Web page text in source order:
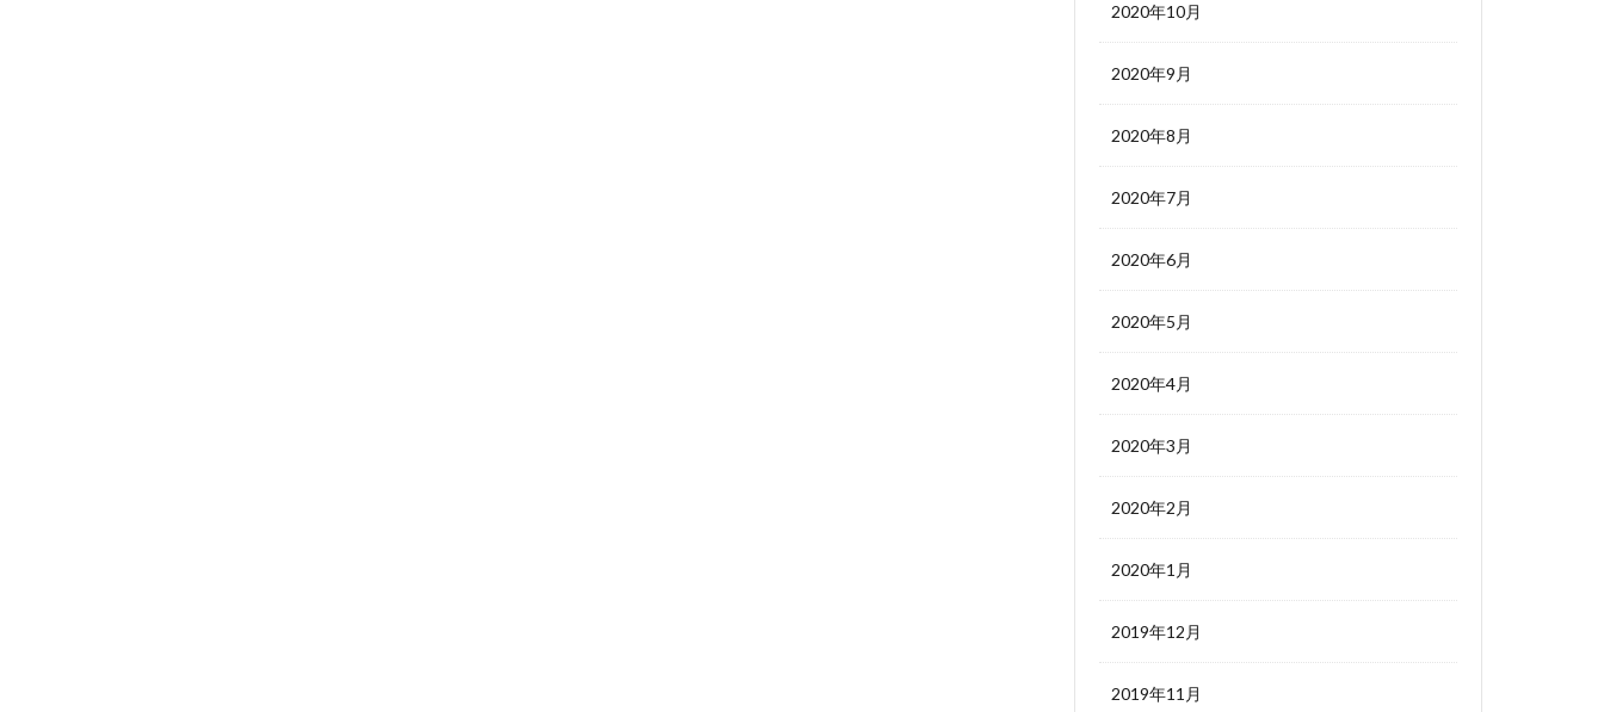
2020年10月
2020年9月
2020年8月
2020年7月
2020年6月
2020年5月
2020年4月
2020年3月
2020年2月
2020年1月
2019年12月
2019年11月